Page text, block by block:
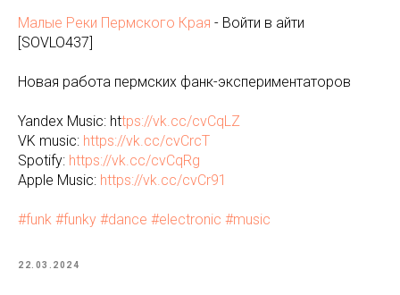
Малые Реки Пермского Края - Войти в айти
[SOVLO437]
Новая работа пермских фанк-экспериментаторов
Yandex Music: https://vk.cc/cvCqLZ
VK music: https://vk.cc/cvCrcT
Spotify: https://vk.cc/cvCqRg
Apple Music: https://vk.cc/cvCr91
#funk #funky #dance #electronic #music
22.03.2024